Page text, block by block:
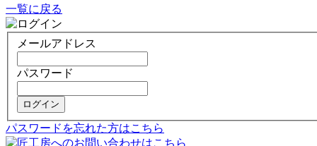
一覧に戻る
メールアドレス
パスワード
ログイン
パスワードを忘れた方はこちら